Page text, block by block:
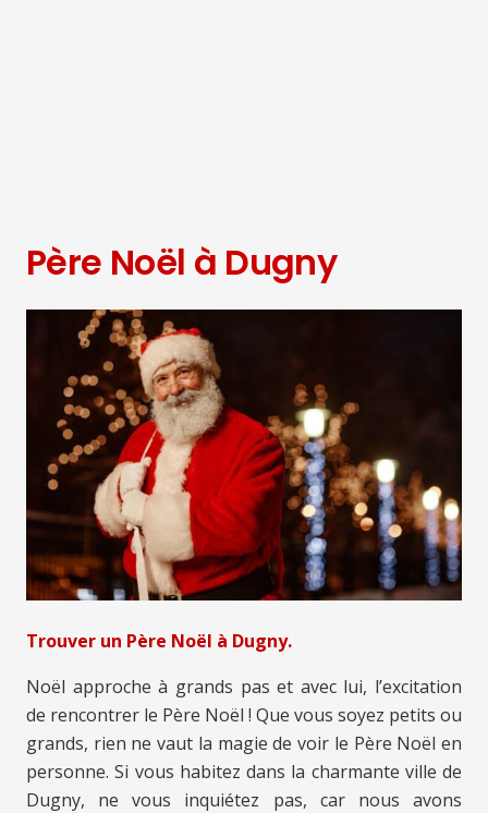
Père Noël à Dugny
Trouver un Père Noël à Dugny.
Noël approche à grands pas et avec lui, l’excitation
de rencontrer le Père Noël ! Que vous soyez petits ou
grands, rien ne vaut la magie de voir le Père Noël en
personne. Si vous habitez dans la charmante ville de
Dugny, ne vous inquiétez pas, car nous avons